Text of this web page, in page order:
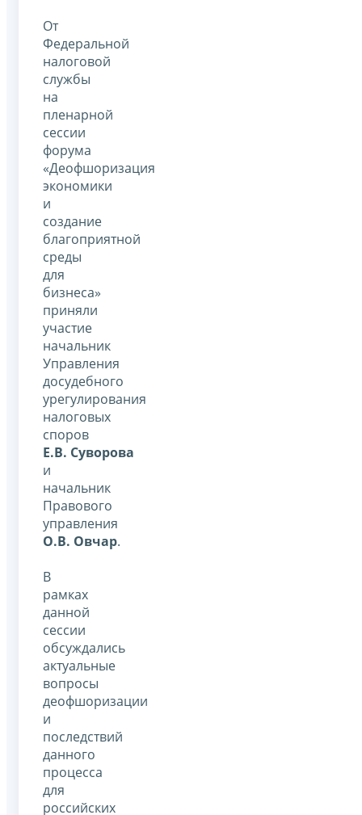
От
Федеральной
налоговой
службы
на
пленарной
сессии
форума
«Деофшоризация
экономики
и
создание
благоприятной
среды
для
бизнеса»
приняли
участие
начальник
Управления
досудебного
урегулирования
налоговых
споров
Е.В. Суворова
и
начальник
Правового
управления
О.В. Овчар.
В
рамках
данной
сессии
обсуждались
актуальные
вопросы
деофшоризации
и
последствий
данного
процесса
для
российских